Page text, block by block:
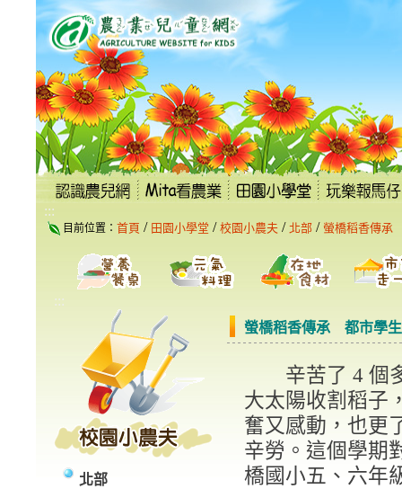
跳
到
主
要
內
容
區
塊
:::
目前位置： 首頁 / 田園小學堂 / 校園小農夫 / 北部 / 螢橋稻香傳承
:::
北部
螢橋稻香傳承 都市學
辛苦了 4 個
大太陽收割稻子
奮又感動，也更
辛勞。這個學期
橋國小五、六年